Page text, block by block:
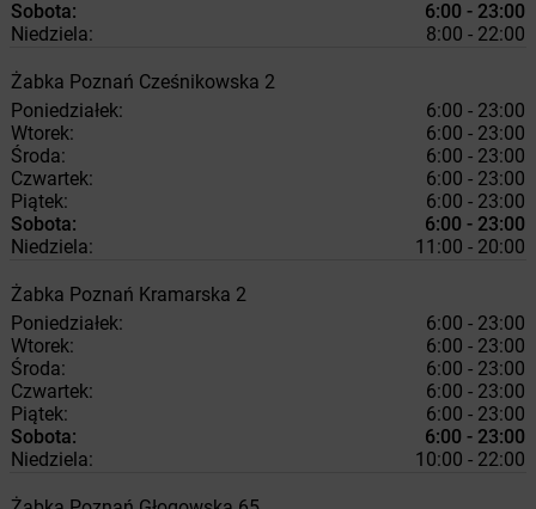
Sobota:
6:00 - 23:00
Niedziela:
8:00 - 22:00
Żabka Poznań Cześnikowska 2
Poniedziałek:
6:00 - 23:00
Wtorek:
6:00 - 23:00
Środa:
6:00 - 23:00
Czwartek:
6:00 - 23:00
Piątek:
6:00 - 23:00
Sobota:
6:00 - 23:00
Niedziela:
11:00 - 20:00
Żabka Poznań Kramarska 2
Poniedziałek:
6:00 - 23:00
Wtorek:
6:00 - 23:00
Środa:
6:00 - 23:00
Czwartek:
6:00 - 23:00
Piątek:
6:00 - 23:00
Sobota:
6:00 - 23:00
Niedziela:
10:00 - 22:00